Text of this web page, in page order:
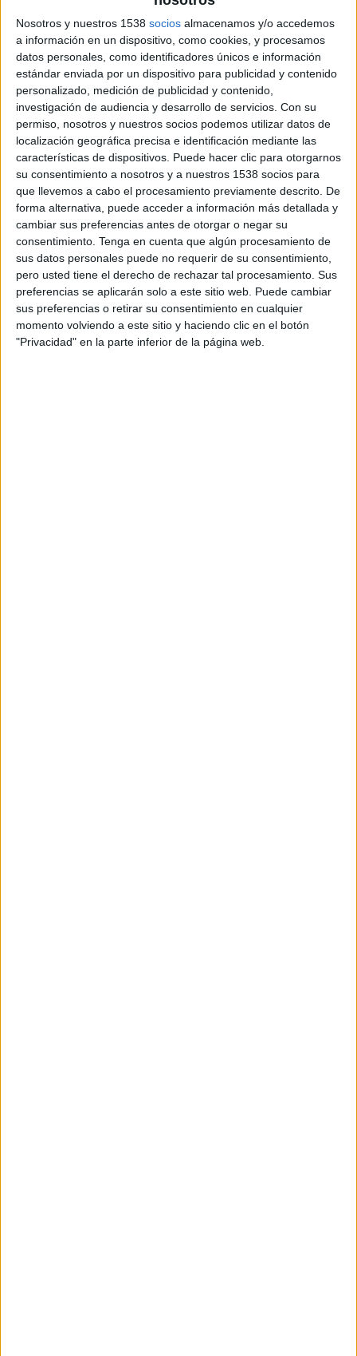
Nosotros y nuestros 1538 socios almacenamos y/o accedemos
a información en un dispositivo, como cookies, y procesamos
datos personales, como identificadores únicos e información
estándar enviada por un dispositivo para publicidad y contenido
personalizado, medición de publicidad y contenido,
investigación de audiencia y desarrollo de servicios. Con su
permiso, nosotros y nuestros socios podemos utilizar datos de
localización geográfica precisa e identificación mediante las
características de dispositivos. Puede hacer clic para otorgarnos
su consentimiento a nosotros y a nuestros 1538 socios para
que llevemos a cabo el procesamiento previamente descrito. De
forma alternativa, puede acceder a información más detallada y
cambiar sus preferencias antes de otorgar o negar su
consentimiento. Tenga en cuenta que algún procesamiento de
sus datos personales puede no requerir de su consentimiento,
pero usted tiene el derecho de rechazar tal procesamiento. Sus
preferencias se aplicarán solo a este sitio web. Puede cambiar
sus preferencias o retirar su consentimiento en cualquier
momento volviendo a este sitio y haciendo clic en el botón
"Privacidad" en la parte inferior de la página web.
Anunciante: Nintendo
Producto: Videojuegos
Marca: Ring Fit Adventure
Sector: Videojuegos
Contacto de cliente: Virginia Dorado, Manuel
Curdi
Agencia: El Primo Marvin
Director general creativo: Antonio Marotta,
Alberto López
Producer agencia: Ángel Cuevas